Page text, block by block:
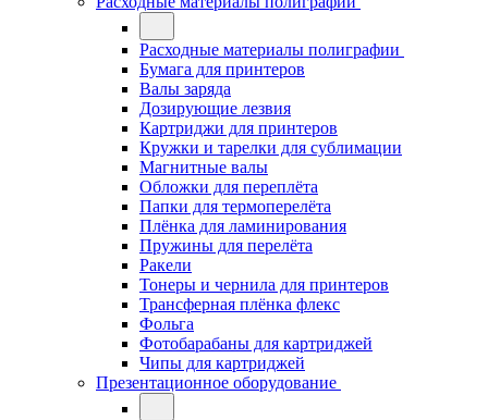
Расходные материалы полиграфии
Бумага для принтеров
Валы заряда
Дозирующие лезвия
Картриджи для принтеров
Кружки и тарелки для сублимации
Магнитные валы
Обложки для переплёта
Папки для термоперелёта
Плёнка для ламинирования
Пружины для перелёта
Ракели
Тонеры и чернила для принтеров
Трансферная плёнка флекс
Фольга
Фотобарабаны для картриджей
Чипы для картриджей
Презентационное оборудование